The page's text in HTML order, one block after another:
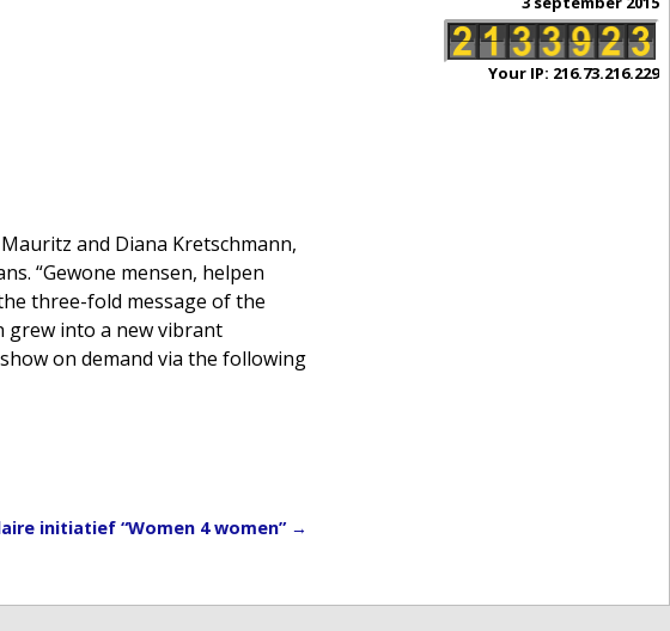
and Diana Kretschmann,
“Gewone mensen, helpen
three-fold message of the
grew into a new vibrant
on demand via the following
initiatief “Women 4 women” →
Your IP: 216.73.216.229